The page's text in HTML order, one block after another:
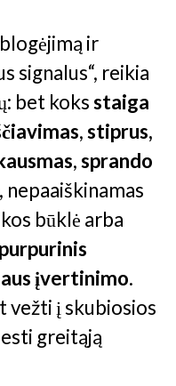
ir
signalus“, reikia
bet koksstaiga
,stiprus,
,sprando
būklė arba
įvertinimo.
vežti į skubiosios
greitąją